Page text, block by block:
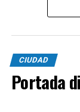
La imagen del
las calles del
sumaron al
expresiones de
En paralelo,
CIUDAD
Portada